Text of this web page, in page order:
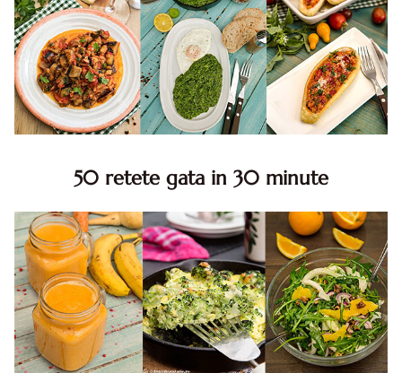
50 retete gata in 30 minute
minute. Retete rapide. Retete rapide de mancare. Idei
retete mancare rapid